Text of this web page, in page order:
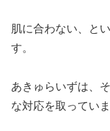
肌に合わない、と
す。
あきゅらいずは、
な対応を取っていま